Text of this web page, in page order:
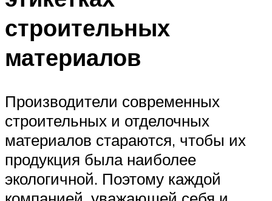
строительных
материалов
Производители современных
строительных и отделочных
материалов стараются, чтобы их
продукция была наиболее
экологичной. Поэтому каждой